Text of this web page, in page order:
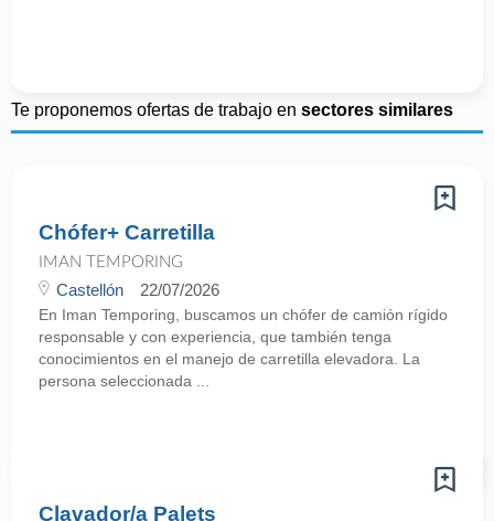
Te proponemos ofertas de trabajo en sectores similares
Chófer+ Carretilla
IMAN TEMPORING
Castellón 22/07/2026
En Iman Temporing, buscamos un chófer de camión rígido
responsable y con experiencia, que también tenga
conocimientos en el manejo de carretilla elevadora. La
persona seleccionada ...
Clavador/a Palets